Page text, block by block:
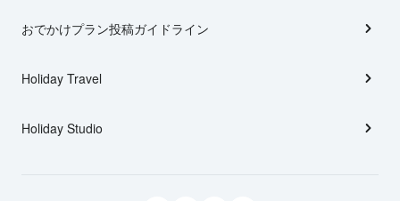
おでかけプラン投稿ガイドライン
Holiday Travel
Holiday Studio